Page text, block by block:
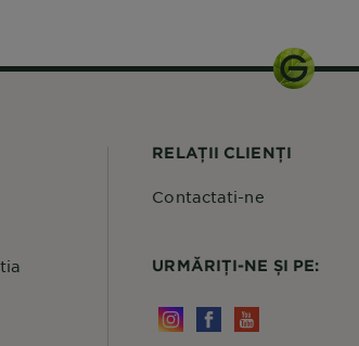
RELAȚII CLIENȚI
Contactati-ne
URMĂRIȚI-NE ȘI PE: